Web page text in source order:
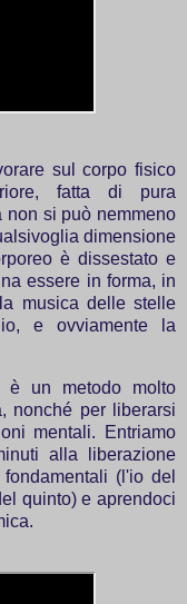
sul corpo fisico
fatta di pura
non si può nemmeno
dimensione
è dissestato e
essere in forma, in
musica delle stelle
e ovviamente la
è un metodo molto
nonché per liberarsi
mentali. Entriamo
alla liberazione
(l'io del
quinto) e aprendoci